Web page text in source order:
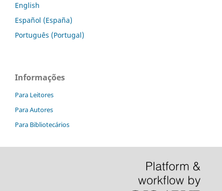
English
Español (España)
Português (Portugal)
Informações
Para Leitores
Para Autores
Para Bibliotecários